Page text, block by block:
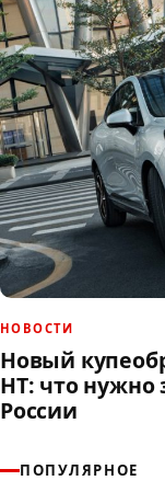
НОВОСТИ
Новый
HT: что нужно
России
ПОПУЛЯРНОЕ